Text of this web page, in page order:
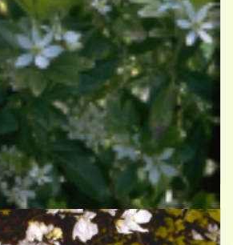
Choisya
Choisya ternata